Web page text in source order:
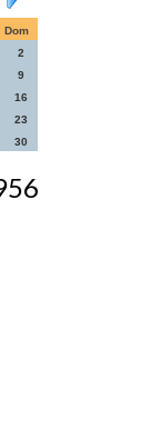
Dom
2
9
16
23
30